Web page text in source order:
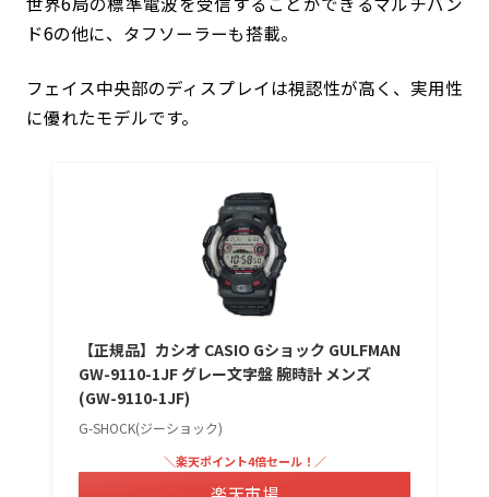
ド6の他に、タフソーラーも搭載。
フェイス中央部のディスプレイは視認性が高く、実用性
に優れたモデルです。
【正規品】カシオ CASIO Gショック GULFMAN
GW-9110-1JF グレー文字盤 腕時計 メンズ
(GW-9110-1JF)
G-SHOCK(ジーショック)
＼楽天ポイント4倍セール！／